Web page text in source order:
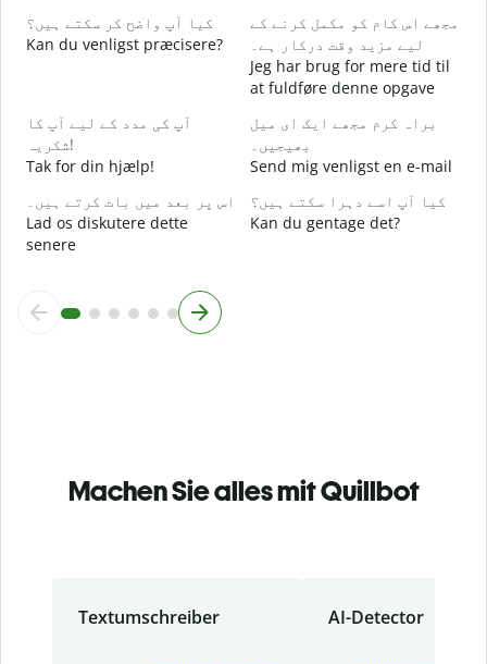
کیا آپ واضح کر سکتے ہیں؟
Kan du venligst præcisere?
مجھے اس کام کو مکمل کرنے کے
لیے مزید وقت درکار ہے۔
Jeg har brug for mere tid til
at fuldføre denne opgave
آپ کی مدد کے لیے آپ کا
شکریہ!
Tak for din hjælp!
براہ کرم مجھے ایک ای میل
بھیجیں۔
Send mig venligst en e-mail
اس پر بعد میں بات کرتے ہیں۔
Lad os diskutere dette
senere
کیا آپ اسے دہرا سکتے ہیں؟
Kan du gentage det?
Machen Sie alles mit Quillbot
Textumschreiber AI-Detector